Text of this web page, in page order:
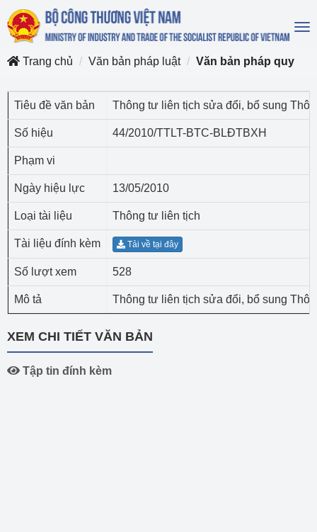
Trang chủ
Văn bản pháp luật Văn bản pháp quy
Tiêu đề văn bản Thông tư liên tịch sửa đổi, bổ sung
Số hiệu 44/2010/TTLT-BTC-BLĐTBXH
Phạm vi
Ngày hiệu lực 13/05/2010
Loại tài liệu Thông tư liên tịch
Tài liệu đính kèm Tải về tại đây
Số lượt xem 528
Mô tả Thông tư liên tịch sửa đổi, bổ sung
XEM CHI TIẾT VĂN BẢN
Tập tin đính kèm